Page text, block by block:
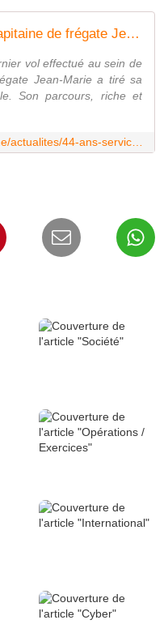
44 ans de service pour le capitaine de frégate Jean-Marie au sein de l'aéronautique navale
vol effectué au sein de
Jean-Marie a tiré sa
Son parcours, riche et